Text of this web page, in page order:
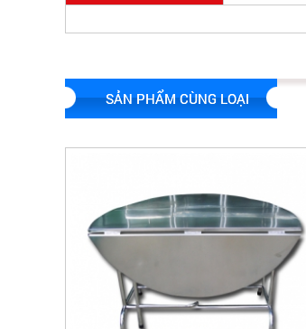
SẢN PHẨM CÙNG LOẠI